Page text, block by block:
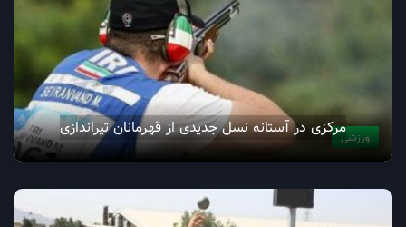
ورزشیمرکزی در آستانه نسل جدیدی از قهرمانان تیراندازی